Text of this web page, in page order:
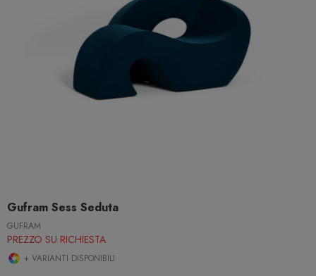
Gufram Sess Seduta
GUFRAM
PREZZO SU RICHIESTA
+ VARIANTI DISPONIBILI